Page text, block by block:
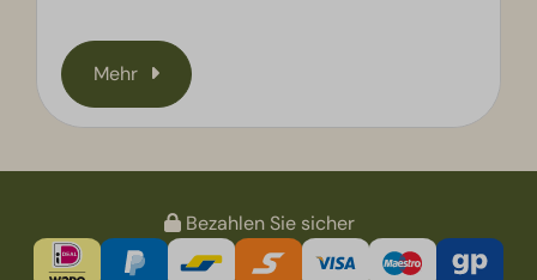
Mehr
Bezahlen Sie sicher